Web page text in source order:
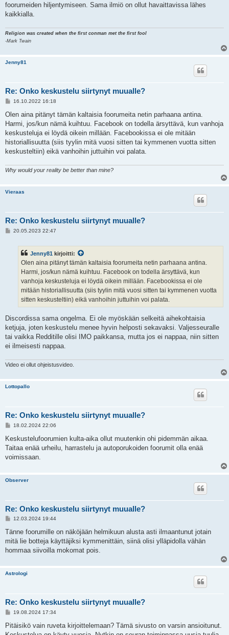
t
i
foorumeiden hiljentymiseen. Sama ilmiö on ollut havaittavissa lähes
kaikkialla.
Religion was created when the first conman met the first fool
-Mark Twain
Jenny81
Re: Onko keskustelu siirtynyt muualle?
V
e
t
i
16.10.2022 16:18
Olen aina pitänyt tämän kaltaisia foorumeita netin parhaana antina.
Harmi, jos/kun nämä kuihtuu. Facebook on todella ärsyttävä, kun vanhoja
keskusteluja ei löydä oikein millään. Facebookissa ei ole mitään
historiallisuutta (siis tyylin mitä vuosi sitten tai kymmenen vuotta sitten
keskusteltiin) eikä vanhoihin juttuihin voi palata.
Why would your reality be better than mine?
Vieraas
Re: Onko keskustelu siirtynyt muualle?
V20.05.2023 22:47
Jenny81 kirjoitti:
Olen aina pitänyt tämän kaltaisia foorumeita netin parhaana antina.
Harmi, jos/kun nämä kuihtuu. Facebook on todella ärsyttävä, kun
vanhoja keskusteluja ei löydä oikein millään. Facebookissa ei ole
mitään historiallisuutta (siis tyylin mitä vuosi sitten tai kymmenen vuotta
sitten keskusteltiin) eikä vanhoihin juttuihin voi palata.
Discordissa sama ongelma. Ei ole myöskään selkeitä aihekohtaisia
ketjuja, joten keskustelu menee hyvin helposti sekavaksi. Valjesseuralle
tai vaikka Redditille olisi IMO paikkansa, mutta jos ei nappaa, niin sitten
ei ilmeisesti nappaa.
Video ei ollut ohjeistusvideo.
Lottopallo
Re: Onko keskustelu siirtynyt muualle?
V
e
t
i
18.02.2024 22:06
Keskustelufoorumien kulta-aika ollut muutenkin ohi pidemmän aikaa.
Taitaa enää urheilu, harrastelu ja autoporukoiden foorumit olla enää
voimissaan.
Observer
Re: Onko keskustelu siirtynyt muualle?
V
e
t
i
12.03.2024 19:44
Tänne foorumille on näköjään helmikuun alusta asti ilmaantunut jotain
mitä lie botteja käyttäjiksi kymmenittäin, siinä olisi ylläpidolla vähän
hommaa siivoilla mokomat pois.
Astrologi
Re: Onko keskustelu siirtynyt muualle?
V
e
19.08.2024 17:34
Pitäisikö vain ruveta kirjoittelemaan? Tämä sivusto on varsin ansioitunut.